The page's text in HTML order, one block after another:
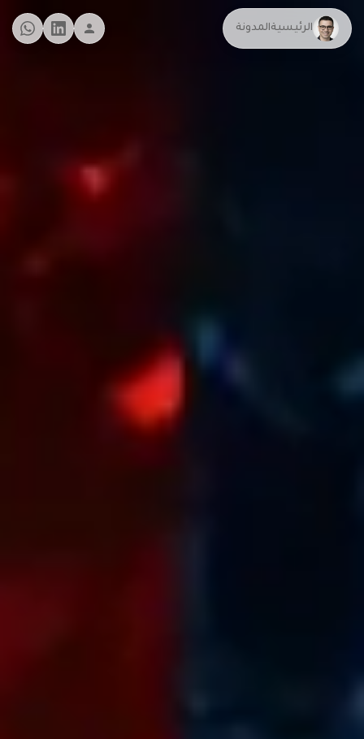
الرئيسيةالمدونة